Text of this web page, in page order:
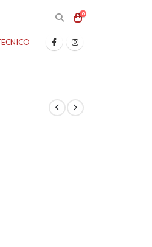
0